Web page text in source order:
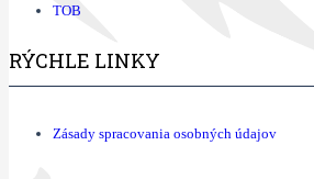
TOB
RÝCHLE LINKY
Zásady spracovania osobných údajov